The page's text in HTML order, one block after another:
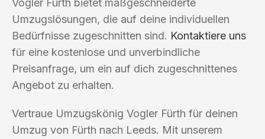
Vogler Fürth bietet maßgeschneiderte
Umzugslösungen, die auf deine individuellen
Bedürfnisse zugeschnitten sind. Kontaktiere uns
für eine kostenlose und unverbindliche
Preisanfrage, um ein auf dich zugeschnittenes
Angebot zu erhalten.
Vertraue Umzugskönig Vogler Fürth für deinen
Umzug von Fürth nach Leeds. Mit unserem